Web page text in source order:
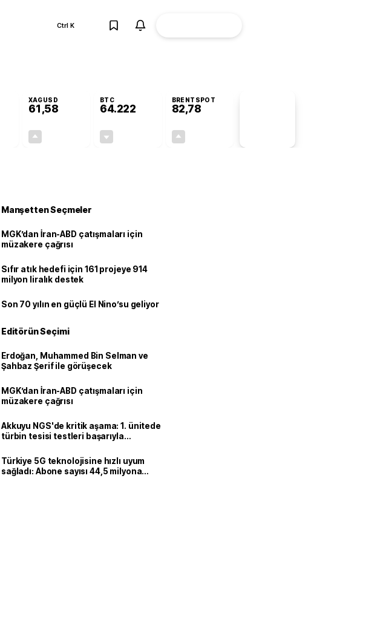
Ctrl K
XAGUSD
61,58
BTC
64.222
BRENTSPOT
82,78
Manşetten Seçmeler
MGK’dan İran-ABD çatışmaları için
müzakere çağrısı
Sıfır atık hedefi için 161 projeye 914
milyon liralık destek
Son 70 yılın en güçlü El Nino’su geliyor
Editörün Seçimi
Erdoğan, Muhammed Bin Selman ve
Şahbaz Şerif ile görüşecek
MGK’dan İran-ABD çatışmaları için
müzakere çağrısı
Akkuyu NGS'de kritik aşama: 1. ünitede
türbin tesisi testleri başarıyla
Türkiye 5G teknolojisine hızlı uyum
sağladı: Abone sayısı 44,5 milyona